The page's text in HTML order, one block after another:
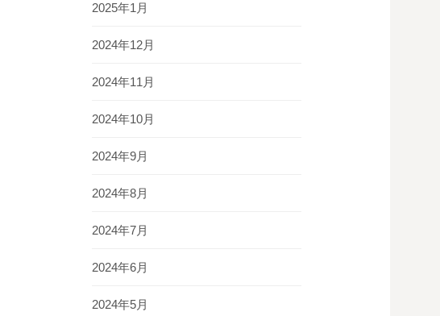
2025年1月
2024年12月
2024年11月
2024年10月
2024年9月
2024年8月
2024年7月
2024年6月
2024年5月